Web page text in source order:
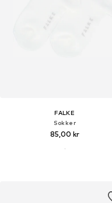
FALKE
Sokker
85,00 kr